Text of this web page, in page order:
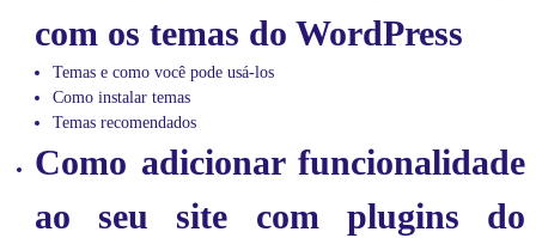
u
l
a
i
n
o
com os temas do WordPress
Temas e como você pode usá-los
Como instalar temas
Temas recomendados
Como adicionar funcionalidade
ao seu site com plugins do